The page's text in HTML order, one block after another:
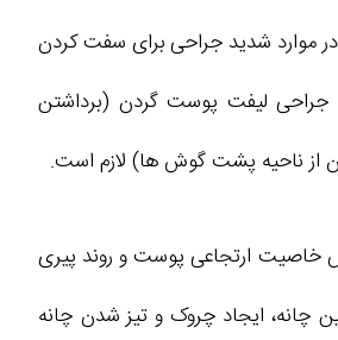
در موارد شدید جراحی برای سفت کردن
جراحی لیفت پوست گردن (برداشتن
از ناحیه پشت گوش ها) لازم است.
خاصیت ارتجاعی پوست و روند پیری
ایجاد چروک و تیز شدن چانه